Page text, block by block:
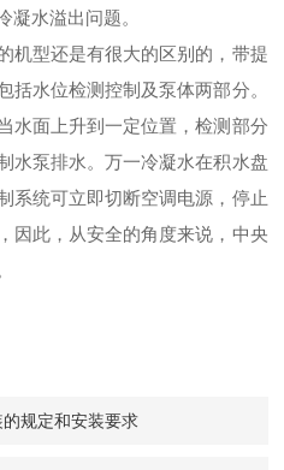
凝水溢出问题。
机型还是有很大的区别的，带提
括水位检测控制及泵体两部分。
水面上升到一定位置，检测部分
水泵排水。万一冷凝水在积水盘
系统可立即切断空调电源，停止
因此，从安全的角度来说，中央
规定和安装要求